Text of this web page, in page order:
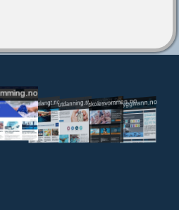
svomlangt.noutdanning.svomming.no
skolesvommen.notryggivann.no